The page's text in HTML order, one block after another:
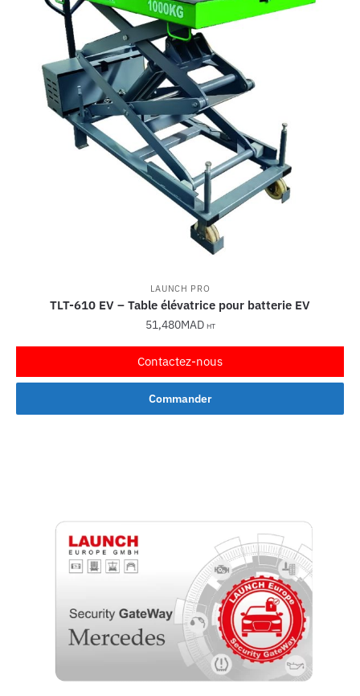
LAUNCH PRO
TLT-610 EV – Table élévatrice pour batterie EV
51,480MAD HT
Commander
Contactez-nous